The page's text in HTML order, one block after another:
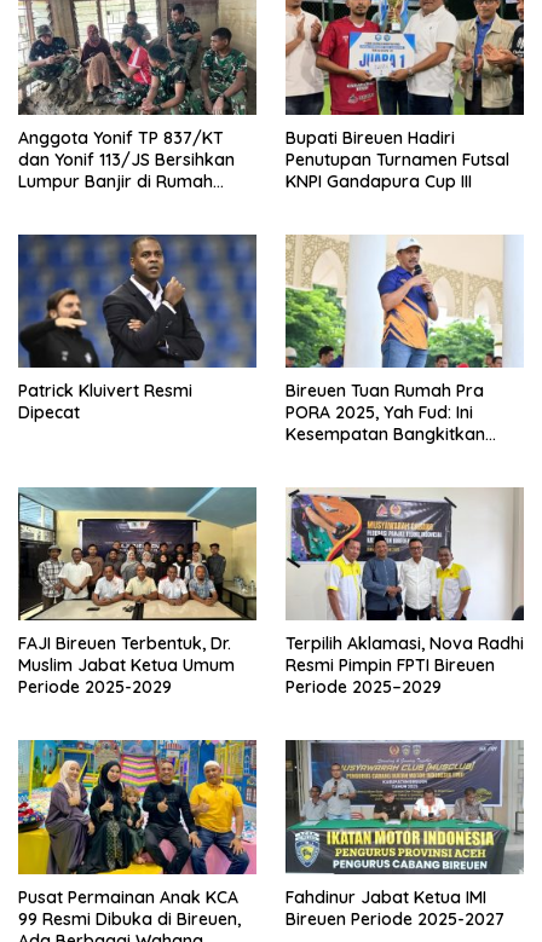
Anggota Yonif TP 837/KT
dan Yonif 113/JS Bersihkan
Lumpur Banjir di Rumah
Bupati Bireuen Hadiri
Penutupan Turnamen Futsal
KNPI Gandapura Cup III
Patrick Kluivert Resmi
Dipecat
Bireuen Tuan Rumah Pra
PORA 2025, Yah Fud: Ini
Kesempatan Bangkitkan
FAJI Bireuen Terbentuk, Dr.
Muslim Jabat Ketua Umum
Periode 2025-2029
Terpilih Aklamasi, Nova Radhi
Resmi Pimpin FPTI Bireuen
Periode 2025–2029
Pusat Permainan Anak KCA
99 Resmi Dibuka di Bireuen,
Fahdinur Jabat Ketua IMI
Bireuen Periode 2025-2027